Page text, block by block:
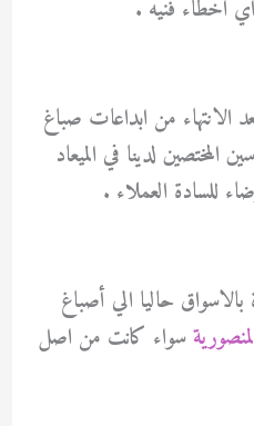
اخطاء فنيه .
الانتهاء من ابداعات صباغ
المختصين لدينا في الميعاد
للسادة العملاء .
حاليا الي أصباغ
سواء كانت من اصل